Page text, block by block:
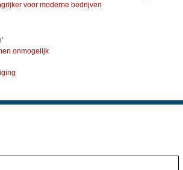
voor moderne bedrijven
onmogelijk